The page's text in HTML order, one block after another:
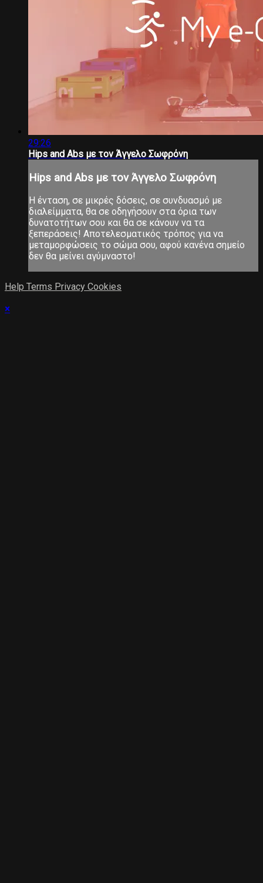
29:26
Hips and Abs με τον Άγγελο Σωφρόνη
Hips and Abs με τον Άγγελο Σωφρόνη
Η ένταση, σε μικρές δόσεις, σε συνδυασμό με
διαλείμματα, θα σε οδηγήσουν στα όρια των
δυνατοτήτων σου και θα σε κάνουν να τα
ξεπεράσεις! Αποτελεσματικός τρόπος για να
μεταμορφώσεις το σώμα σου, αφού κανένα σημείο
δεν θα μείνει αγύμναστο!
Help Terms Privacy Cookies
×